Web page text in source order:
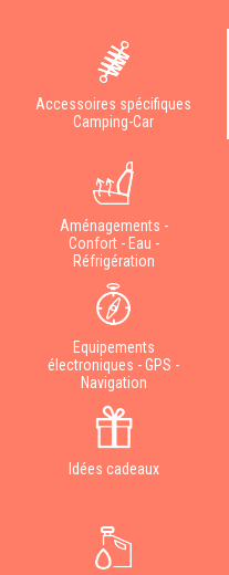
Accessoires spécifiques
Camping-Car
Aménagements -
Confort - Eau -
Réfrigération
Equipements
électroniques - GPS -
Navigation
Idées cadeaux